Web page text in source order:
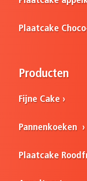
Plaatcake
Producten
Fijne Cake
Pannenkoeken
Plaatcake